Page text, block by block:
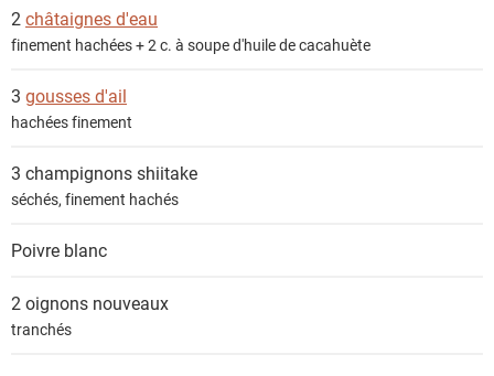
s
2 châtaignes d'eau
finement hachées + 2 c. à soupe d'huile de cacahuète
3 gousses d'ail
hachées finement
3 champignons shiitake
séchés, finement hachés
Poivre blanc
2 oignons nouveaux
tranchés